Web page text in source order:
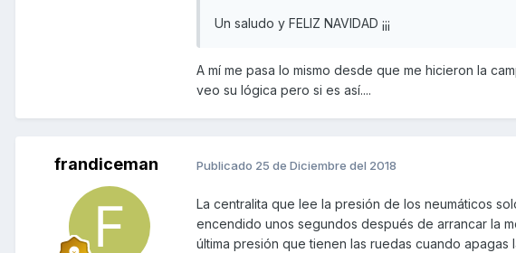
Un saludo y FELIZ NAVIDAD ¡¡¡
A mí me pasa lo mismo desde que me hicieron la
veo su lógica pero si es así....
frandiceman Publicado 25 de Diciembre del 2018
La centralita que lee la presión de los neumáticos
encendido unos segundos después de arrancar la
última presión que tienen las ruedas cuando